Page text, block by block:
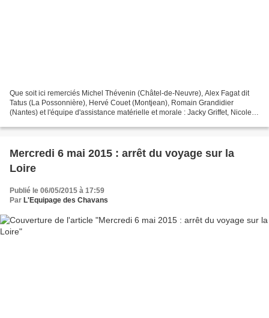
Que soit ici remerciés Michel Thévenin (Châtel-de-Neuvre), Alex Fagat dit
Tatus (La Possonnière), Hervé Couet (Montjean), Romain Grandidier
(Nantes) et l'équipe d'assistance matérielle et morale : Jacky Griffet, Nicole
Mercredi 6 mai 2015 : arrêt du voyage sur la
Loire
Publié le 06/05/2015 à 17:59
Par L'Equipage des Chavans